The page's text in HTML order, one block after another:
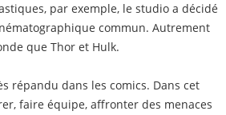
par exemple, le studio a décidé
commun. Autrement
que Thor et Hulk.
répandu dans les comics. Dans cet
faire équipe, affronter des menaces